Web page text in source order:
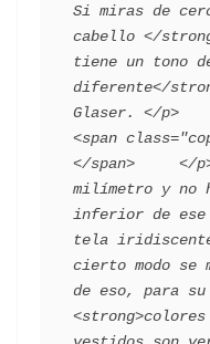
Si miras de
cabello </
tiene un tono
diferente</
Glaser. </p>
<span
</span>     </
milímetro y no
inferior de ese
tela
cierto modo se
de eso, para su